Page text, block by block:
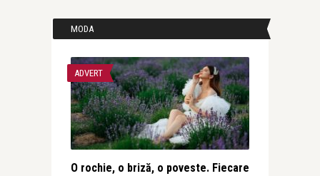
MODA
ADVERT
O rochie, o briză, o poveste. Fiecare